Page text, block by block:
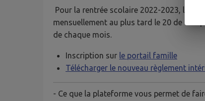
Pour la rentrée scolaire 2022-2023, les
mensuellement au plus tard le 20 de
de chaque mois.
Inscription sur le portail famille
Télécharger le nouveau règlement
- Ce que la plateforme vous permet de